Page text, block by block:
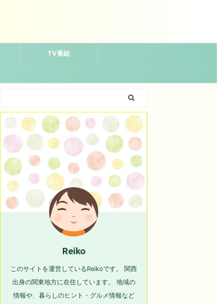
TV番組
Reiko
このサイトを運営しているReikoです。 関西
出身の関東地方に在住しています。 地域の
情報や、暮らしのヒント・グルメ情報など